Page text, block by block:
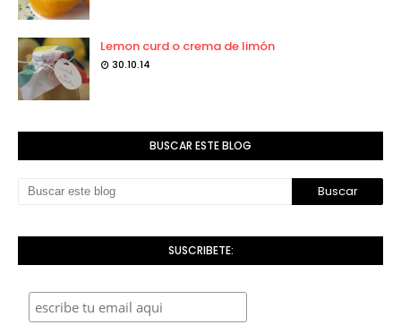
Lemon curd o crema de limón
30.10.14
BUSCAR ESTE BLOG
SUSCRIBETE: